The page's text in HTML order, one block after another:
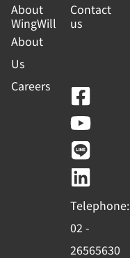
About
WingWill
About
Us
Careers
Contact
us
F
a
c
e
b
o
o
k
Y
o
u
t
u
b
e
L
i
n
e
L
i
n
k
e
d
i
n
Telephone:
02 -
26565630